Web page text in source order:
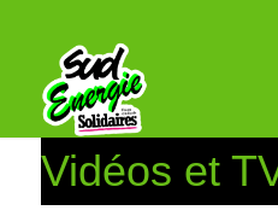
Vidéos et